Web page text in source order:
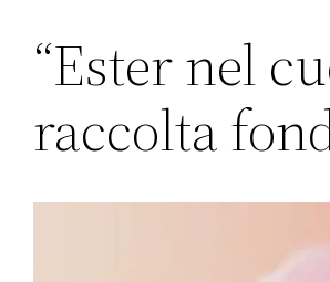
“Ester nel
raccolta